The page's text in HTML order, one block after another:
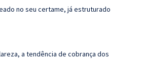
no seu certame, já estruturado
a tendência de cobrança dos